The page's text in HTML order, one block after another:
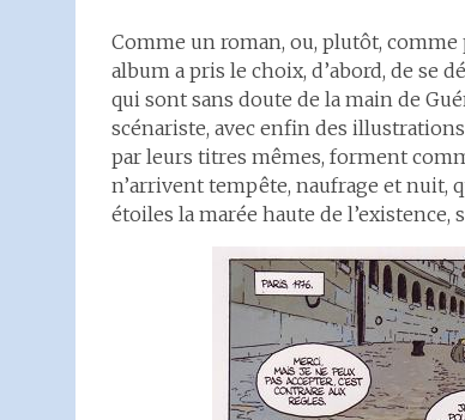
Comme un roman, ou, plutôt,
album a pris le choix, d’abord, de se
qui sont sans doute de la main de
scénariste, avec enfin des
par leurs titres mêmes, forment
n’arrivent tempête, naufrage et nuit,
étoiles la marée haute de l’existence,